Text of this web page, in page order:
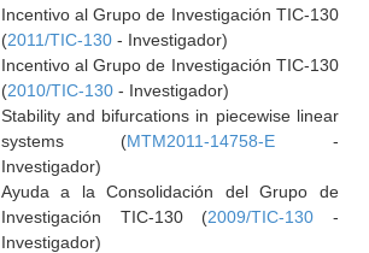
Incentivo al Grupo de Investigación TIC-130
(2011/TIC-130- Investigador)
Incentivo al Grupo de Investigación TIC-130
(2010/TIC-130- Investigador)
Stability and bifurcations in piecewise linear
systems (MTM2011-14758-E -
Investigador)
Ayuda a la Consolidación del Grupo de
Investigación TIC-130 (2009/TIC-130 -
Investigador)